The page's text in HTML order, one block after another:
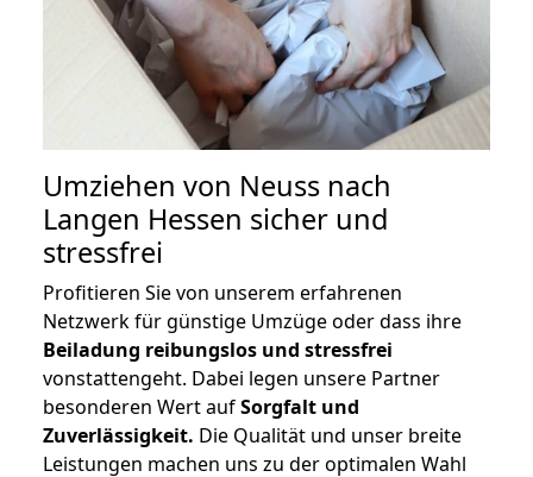
Umziehen von Neuss nach
Langen Hessen sicher und
stressfrei
Profitieren Sie von unserem erfahrenen
Netzwerk für günstige Umzüge oder dass ihre
Beiladung reibungslos und stressfrei
vonstattengeht. Dabei legen unsere Partner
besonderen Wert aufSorgfalt und
Zuverlässigkeit. Die Qualität und unser breite
Leistungen machen uns zu der optimalen Wahl